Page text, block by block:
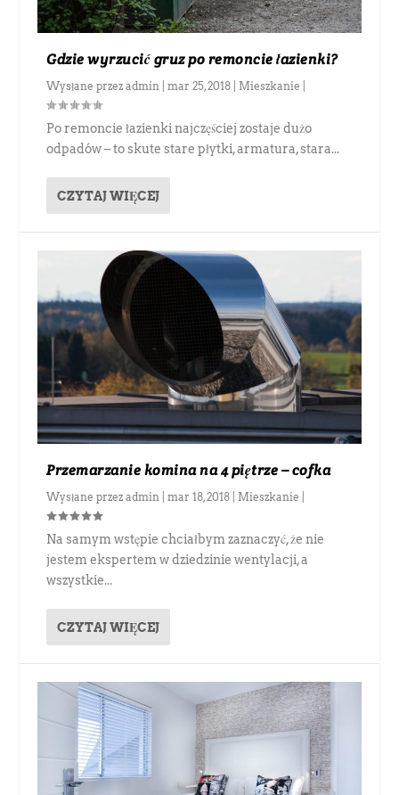
Gdzie wyrzucić gruz po remoncie łazienki?
Wysłane przezadmin |mar 25, 2018 Mieszkanie
Po remoncie łazienki najczęściej zostaje dużo
odpadów – to skute stare płytki, armatura, stara...
CZYTAJ WIĘCEJ
Przemarzanie komina na 4 piętrze – cofka
Wysłane przezadmin |mar 18, 2018 Mieszkanie
Na samym wstępie chciałbym zaznaczyć, że nie
jestem ekspertem w dziedzinie wentylacji, a
wszystkie...
CZYTAJ WIĘCEJ